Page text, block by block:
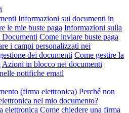
Informazioni sui documenti in
le mie buste paga Informazioni sulla
Documenti Come inviare buste paga
i campi personalizzati nei
dei documenti Come gestire la
Azioni in blocco nei documenti
notifiche email
(firma elettronica) Perché non
nel mio documento?
elettronica Come chiedere una firma